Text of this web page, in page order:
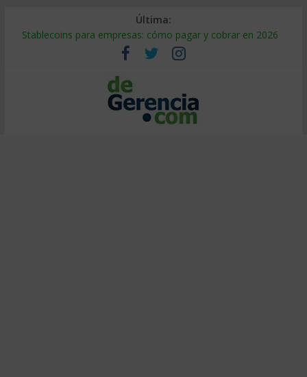
Última:
Stablecoins para empresas: cómo pagar y cobrar en 2026
Despido silencioso: qué es y por qué sale tan caro
IA en selección de personal: cómo auditarla a tiempo
Trabajo forzoso en la cadena de suministro: qué hacer
Mercado hispano de EE. UU.: cómo segmentarlo y venderle